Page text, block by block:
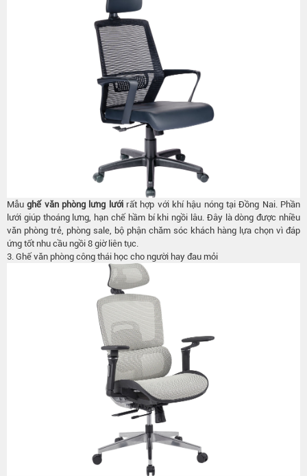
Mẫughế văn phòng lưng lướirất hợp với khí hậu nóng tại Đồng Nai. Phần
lưới giúp thoáng lưng, hạn chế hầm bí khi ngồi lâu. Đây là dòng được nhiều
văn phòng trẻ, phòng sale, bộ phận chăm sóc khách hàng lựa chọn vì đáp
ứng tốt nhu cầu ngồi 8 giờ liên tục.
3. Ghế văn phòng công thái học cho người hay đau mỏi